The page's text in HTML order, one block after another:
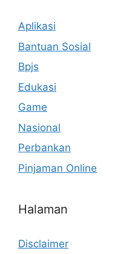
Aplikasi
Bantuan Sosial
Bpjs
Edukasi
Game
Nasional
Perbankan
Pinjaman Online
Halaman
Disclaimer